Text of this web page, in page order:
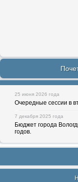
25 июня 2026 года
Очередные сессии в
7 декабря 2025 года
Бюджет города
годов.